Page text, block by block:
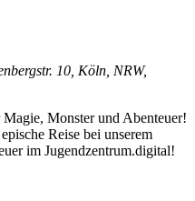
10, Köln, NRW,
Monster und Abenteuer!
Reise bei unserem
im Jugendzentrum.digital!